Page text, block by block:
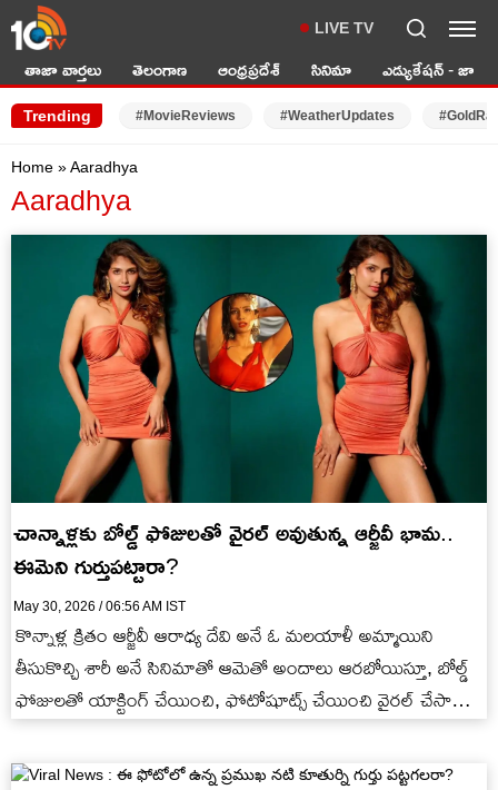
LIVE TV
తాజా వార్తలు తెలంగాణ ఆంధ్రప్రదేశ్ సినిమా ఎడ్యుకేషన్ - జాబ్స్
Trending #MovieReviews #WeatherUpdates
Home »Aaradhya
Aaradhya
చాన్నాళ్లకు బోల్డ్ ఫోజులతో వైరల్ అవుతున్న ఆర్జీవీ భామ..
ఈమెని గుర్తుపట్టారా?
May 30, 2026 / 06:56 AM IST
కొన్నాళ్ల క్రితం ఆర్జీవీ ఆరాధ్య దేవి అనే ఓ మలయాళీ అమ్మాయిని
తీసుకొచ్చి శారీ అనే సినిమాతో ఆమెతో అందాలు ఆరబోయిస్తూ, బోల్డ్
ఫోజులతో యాక్టింగ్ చేయించి, ఫోటోషూట్స్ చేయించి వైరల్ చేసాడు.